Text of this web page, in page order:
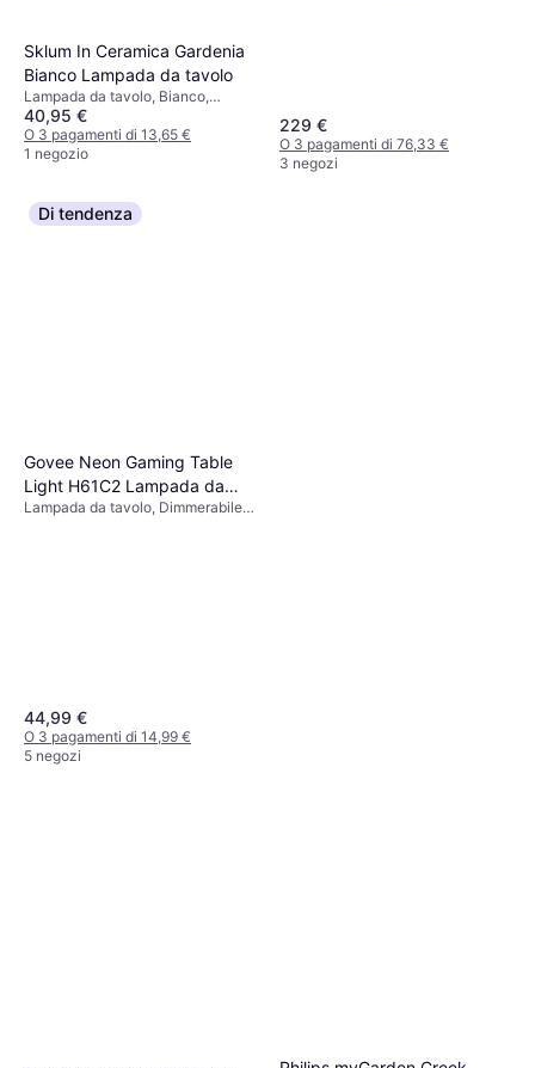
Sklum In Ceramica Gardenia
Bianco Lampada da tavolo
Lampada da tavolo, Bianco,
Ceramica, Attacco Lampada: E27
40,95 €
O 3 pagamenti di 13,65 €
1 negozio
229 €
O 3 pagamenti di 76,33 €
3 negozi
Di tendenza
Govee Neon Gaming Table
Light H61C2 Lampada da
tavolo
Lampada da tavolo, Dimmerabile,
44,99 €
O 3 pagamenti di 14,99 €
5 negozi